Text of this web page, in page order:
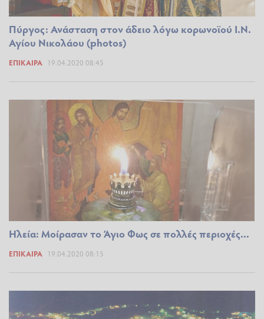
Πύργος: Ανάσταση στον άδειο λόγω κορωνοϊού Ι.Ν.
Αγίου Νικολάου (photos)
ΕΠΊΚΑΙΡΑ 19.04.2020 08:45
Ηλεία: Μοίρασαν το Άγιο Φως σε πολλές περιοχές...
ΕΠΊΚΑΙΡΑ 19.04.2020 08:15